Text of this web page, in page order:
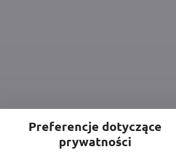
Preferencje dotyczące
prywatności